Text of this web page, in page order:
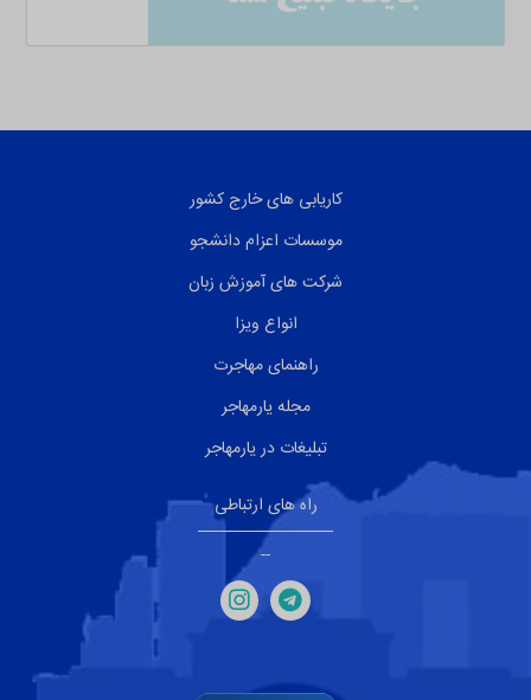
کاریابی های خارج کشور
موسسات اعزام دانشجو
شرکت های آموزش زبان
انواع ویزا
راهنمای مهاجرت
مجله یارمهاجر
تبلیغات در یارمهاجر
راه های ارتباطی
--